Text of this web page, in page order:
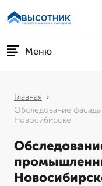
Меню
Главная
Обследование
Новосибирске